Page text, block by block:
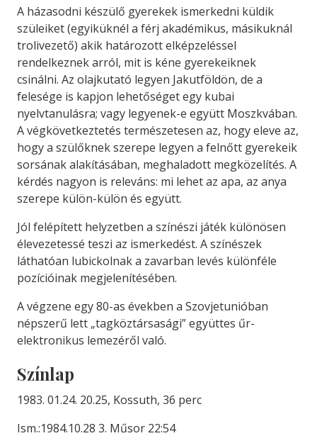
A házasodni készülő gyerekek ismerkedni küldik
szüleiket (egyiküknél a férj akadémikus, másikuknál
trolivezető) akik határozott elképzeléssel
rendelkeznek arról, mit is kéne gyerekeiknek
csinálni. Az olajkutató legyen Jakutföldön, de a
felesége is kapjon lehetőséget egy kubai
nyelvtanulásra; vagy legyenek-e együtt Moszkvában.
A végkövetkeztetés természetesen az, hogy eleve az,
hogy a szülőknek szerepe legyen a felnőtt gyerekeik
sorsának alakításában, meghaladott megközelítés. A
kérdés nagyon is releváns: mi lehet az apa, az anya
szerepe külön-külön és együtt.
Jól felépített helyzetben a színészi játék különösen
élevezetessé teszi az ismerkedést. A színészek
láthatóan lubickolnak a zavarban levés különféle
pozícióinak megjelenítésében.
A végzene egy 80-as években a Szovjetunióban
népszerű lett „tagköztársasági” együttes űr-
elektronikus lemezéről való.
Színlap
1983. 01.24. 20.25, Kossuth, 36 perc
Ism.:1984.10.28 3. Műsor 22:54